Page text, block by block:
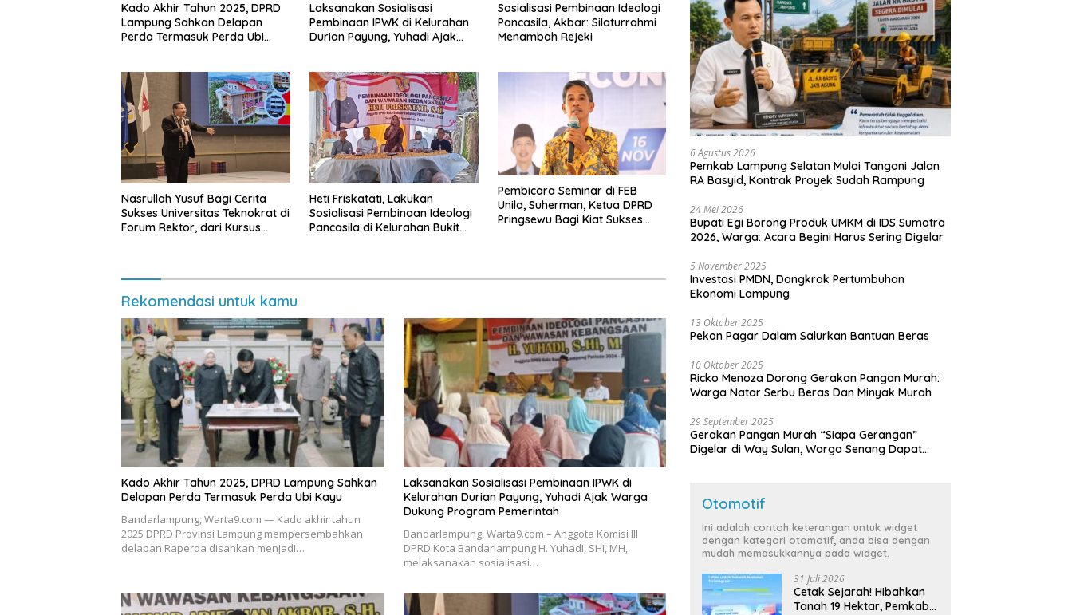
Kado Akhir Tahun 2025, DPRD
Lampung Sahkan Delapan
Perda Termasuk Perda Ubi
Laksanakan Sosialisasi
Pembinaan IPWK di Kelurahan
Durian Payung, Yuhadi Ajak
Sosialisasi Pembinaan Ideologi
Pancasila, Akbar: Silaturrahmi
Menambah Rejeki
Nasrullah Yusuf Bagi Cerita
Sukses Universitas Teknokrat di
Forum Rektor, dari Kursus
Heti Friskatati, Lakukan
Sosialisasi Pembinaan Ideologi
Pancasila di Kelurahan Bukit
Pembicara Seminar di FEB
Unila, Suherman, Ketua DPRD
Pringsewu Bagi Kiat Sukses
Rekomendasi untuk kamu
Kado Akhir Tahun 2025, DPRD Lampung Sahkan
Delapan Perda Termasuk Perda Ubi Kayu
Bandarlampung, Warta9.com — Kado akhir tahun
2025 DPRD Provinsi Lampung mempersembahkan
delapan Raperda disahkan menjadi…
Laksanakan Sosialisasi Pembinaan IPWK di
Kelurahan Durian Payung, Yuhadi Ajak Warga
Dukung Program Pemerintah
Bandarlampung, Warta9.com – Anggota Komisi III
DPRD Kota Bandarlampung H. Yuhadi, SHI, MH,
melaksanakan sosialisasi…
6 Agustus 2026
Pemkab Lampung Selatan Mulai Tangani Jalan
RA Basyid, Kontrak Proyek Sudah Rampung
24 Mei 2026
Bupati Egi Borong Produk UMKM di IDS Sumatra
2026, Warga: Acara Begini Harus Sering Digelar
5 November 2025
Investasi PMDN, Dongkrak Pertumbuhan
Ekonomi Lampung
13 Oktober 2025
Pekon Pagar Dalam Salurkan Bantuan Beras
10 Oktober 2025
Ricko Menoza Dorong Gerakan Pangan Murah:
Warga Natar Serbu Beras Dan Minyak Murah
29 September 2025
Gerakan Pangan Murah “Siapa Gerangan”
Digelar di Way Sulan, Warga Senang Dapat
Otomotif
Ini adalah contoh keterangan untuk widget
dengan kategori otomotif, anda bisa dengan
mudah memasukkannya pada widget.
31 Juli 2026
Cetak Sejarah! Hibahkan
Tanah 19 Hektar, Pemkab